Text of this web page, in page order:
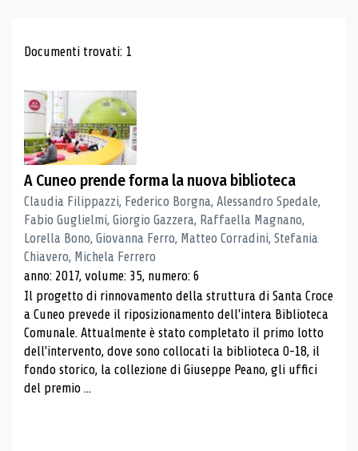
Risultati di ricerca
Documenti trovati: 1
A Cuneo prende forma la nuova biblioteca
Claudia Filippazzi, Federico Borgna, Alessandro Spedale,
Fabio Guglielmi, Giorgio Gazzera, Raffaella Magnano,
Lorella Bono, Giovanna Ferro, Matteo Corradini, Stefania
Chiavero, Michela Ferrero
anno: 2017, volume: 35, numero: 6
Il progetto di rinnovamento della struttura di Santa Croce
a Cuneo prevede il riposizionamento dell'intera Biblioteca
Comunale. Attualmente è stato completato il primo lotto
dell'intervento, dove sono collocati la biblioteca 0-18, il
fondo storico, la collezione di Giuseppe Peano, gli uffici
del premio ...